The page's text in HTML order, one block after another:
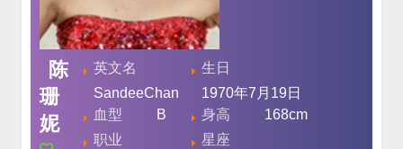
陈
珊
妮
英文名
SandeeChan
生日
1970年7月19日
血型
B 身高
168cm
职业
星座